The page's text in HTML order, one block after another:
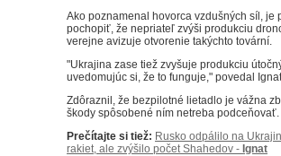
Ako poznamenal hovorca vzdušných síl, je
pochopiť, že nepriateľ zvýši produkciu
verejne avizuje otvorenie takýchto tovární.
"Ukrajina zase tiež zvyšuje produkciu
uvedomujúc si, že to funguje," povedal Ignat.
Zdôraznil, že bezpilotné lietadlo je vážna
škody spôsobené ním netreba podceňovať.
Prečítajte si tiež: Rusko odpálilo na
rakiet, ale zvýšilo počet Shahedov - Ignat